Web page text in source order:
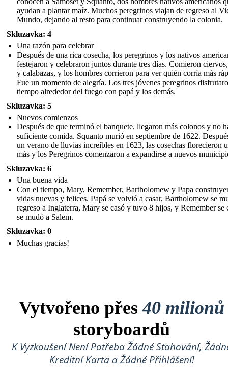
ayudan a plantar maíz. Muchos peregrinos viajan de regreso al
Mundo, dejando al resto para continuar construyendo la colonia.
Skluzavka: 4
Una razón para celebrar
Después de una rica cosecha, los peregrinos y los nativos
festejaron y celebraron juntos durante tres días. Comieron
y calabazas, y los hombres corrieron para ver quién corría más
Fue un momento de alegría. Los tres jóvenes peregrinos
tiempo alrededor del fuego con papá y los demás.
Skluzavka: 5
Nuevos comienzos
Después de que terminó el banquete, llegaron más colonos y no
suficiente comida. Squanto murió en septiembre de 1622.
un verano de lluvias increíbles en 1623, las cosechas florecieron
más y los Peregrinos comenzaron a expandirse a nuevos
Skluzavka: 6
Una buena vida
Con el tiempo, Mary, Remember, Bartholomew y Papa
vidas nuevas y felices. Papá se volvió a casar, Bartholomew se
regreso a Inglaterra, Mary se casó y tuvo 8 hijos, y Remember se
se mudó a Salem.
Skluzavka: 0
Muchas gracias!
Vytvořeno přes40 milionů
storyboardů
K Vyzkoušení Není Potřeba Žádné Stahování,
Kreditní Karta a Žádné Přihlášení!